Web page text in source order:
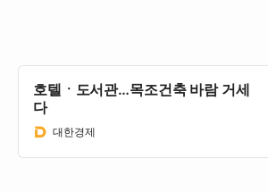
호텔ㆍ도서관…목조건축 바람 거세
다
대한경제